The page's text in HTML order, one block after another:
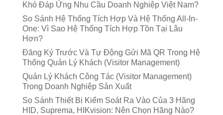
Khó Đáp Ứng Nhu Cầu Doanh Nghiệp Việt Nam?
So Sánh Hệ Thống Tích Hợp Và Hệ Thống All-In-
One: Vì Sao Hệ Thống Tích Hợp Tồn Tại Lâu
Hơn?
Đăng Ký Trước Và Tự Động Gửi Mã QR Trong Hệ
Thống Quản Lý Khách (Visitor Management)
Quản Lý Khách Công Tác (Visitor Management)
Trong Doanh Nghiệp Sản Xuất
So Sánh Thiết Bị Kiểm Soát Ra Vào Của 3 Hãng
HID, Suprema, HIKvision: Nên Chọn Hãng Nào?